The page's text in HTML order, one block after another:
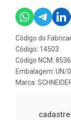
Código do
Código: 14503
Código NCM:
Embalagem: UN/
Marca: